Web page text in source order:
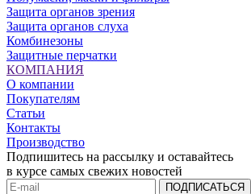
Защита органов зрения
Защита органов слуха
Комбинезоны
Защитные перчатки
КОМПАНИЯ
О компании
Покупателям
Статьи
Контакты
Производство
Подпишитесь на рассылку и оставайтесь
в курсе самых свежих новостей
ПОДПИСАТЬСЯ